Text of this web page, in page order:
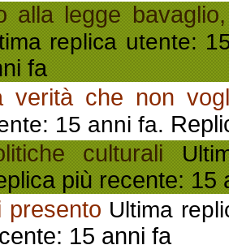
alla legge
replica utente:
fa
verità che non
15 anni fa.
culturali
più recente: 15
presento Ultima
15 anni fa